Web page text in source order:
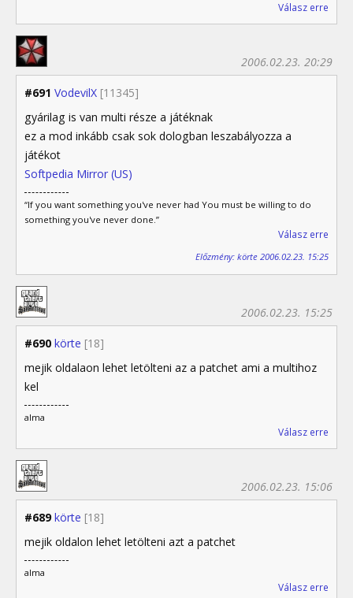
Válasz erre
#691 VodevilX [11345]
2006.02.23. 20:29
gyárilag is van multi része a játéknak
ez a mod inkább csak sok dologban leszabályozza a
játékot
Softpedia Mirror (US)
“If you want something you've never had You must be willing to do
something you've never done.”
Válasz erre
Előzmény: körte 2006.02.23. 15:25
#690 körte [18]
2006.02.23. 15:25
mejik oldalaon lehet letölteni az a patchet ami a multihoz
kel
alma
Válasz erre
#689 körte [18]
2006.02.23. 15:06
mejik oldalon lehet letölteni azt a patchet
alma
Válasz erre